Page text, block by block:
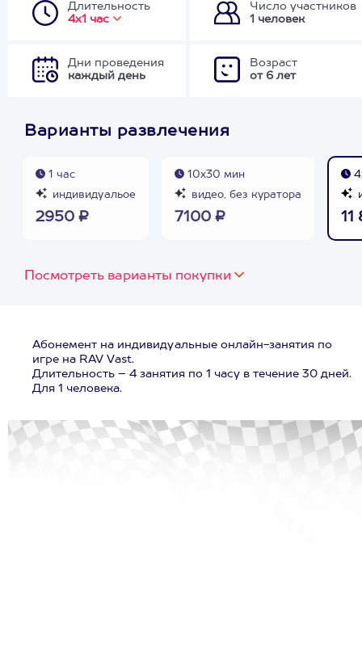
Длительность
4х1 час
Число участников
1 человек
Дни проведения
каждый день
Возраст
от 6 лет
Варианты развлечения
1 час
индивидуальое
2950 ₽
10х30 мин
видео, без куратора
7100 ₽ 11
Посмотреть варианты покупки
Абонемент на индивидуальные онлайн-занятия по
игре на RAV Vast.
Длительность – 4 занятия по 1 часу в течение 30 дней.
Для 1 человека.